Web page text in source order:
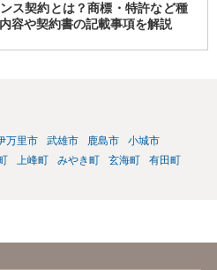
ス契約とは？商標・特許など種
容や契約書の記載事項を解説
万里市 武雄市 鹿島市
小城市
上峰町 みやき町 玄海町
有田町